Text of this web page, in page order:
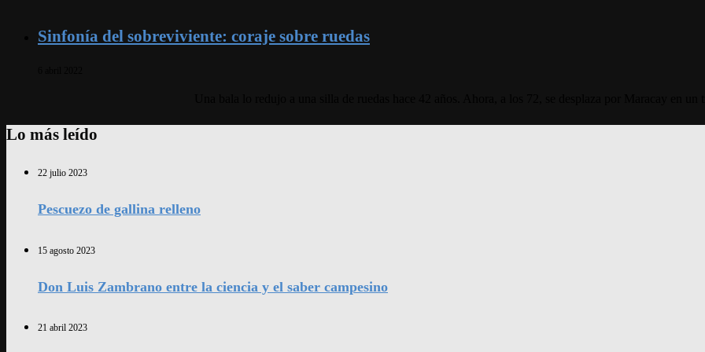
Sinfonía del sobreviviente: coraje sobre ruedas
Lo más leído
22 julio 2023
Pescuezo de gallina relleno
15 agosto 2023
Don Luis Zambrano entre la ciencia y el saber campesino
21 abril 2023